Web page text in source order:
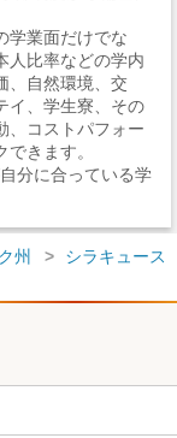
学業面だけでな
人比率などの学内
、自然環境、交
イ、学生寮、その
、コストパフォー
きます。
分に合っている学
州
シラキュース